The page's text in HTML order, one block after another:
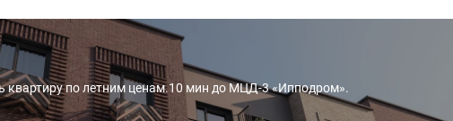
квартиру по летним ценам.10 мин до МЦД-3 «Ипподром».